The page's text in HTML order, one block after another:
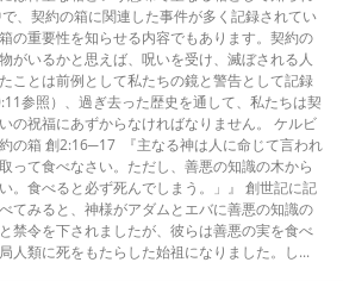
、契約の箱に関連した事件が多く記録されてい
の重要性を知らせる内容でもあります。契約の
がいるかと思えば、呪いを受け、滅ぼされる人
ことは前例として私たちの鏡と警告として記録
参照）、過ぎ去った歴史を通して、私たちは契
の祝福にあずからなければなりません。 ケルビ
の箱 創2:16─17 『主なる神は人に命じて言われ
って食べなさい。ただし、善悪の知識の木から
。食べると必ず死んでしまう。」』 創世記に記
てみると、神様がアダムとエバに善悪の知識の
禁令を下されましたが、彼らは善悪の実を食べ
人類に死をもたらした始祖になりました。し...